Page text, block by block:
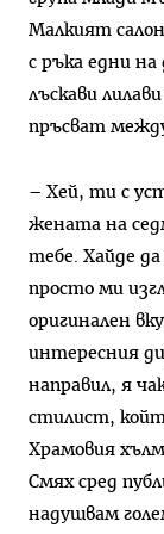
Малкият
с ръка едни
лъскави
пръсват
– Хей, ти с
жената на
тебе. Хайде
просто ми
оригинален
интересния
направил, я
стилист,
Храмовия
Смях сред
надушвам